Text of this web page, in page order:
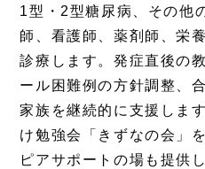
1型・2型糖尿病、その他
師、看護師、薬剤師、栄
診療します。発症直後の
ール困難例の方針調整、
家族を継続的に支援しま
け勉強会「きずなの会」
ピアサポートの場も提供